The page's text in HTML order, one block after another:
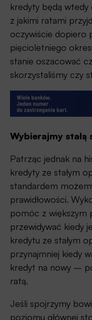
kredyty będą
z jakimi ratami
oczywiście dopiero
pięcioletniego
stanie oszacować
skorzystaliśmy czy
Wybierajmy
Patrząc jednak na
kredyty ze stałym
standardem
prawidłowości.
pomóc z większym
przewidywać kiedy
kredytu ze stałym
przynajmniej kiedy
kredyt na nowy –
ratą.
Jeśli spojrzymy
poziomu głównej